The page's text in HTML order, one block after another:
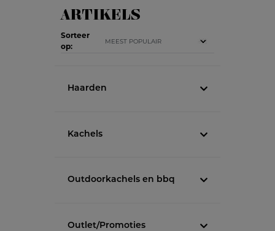
ARTIKELS
Sorteer
op:
Haarden
Kachels
Outdoorkachels en bbq
Outlet/Promoties